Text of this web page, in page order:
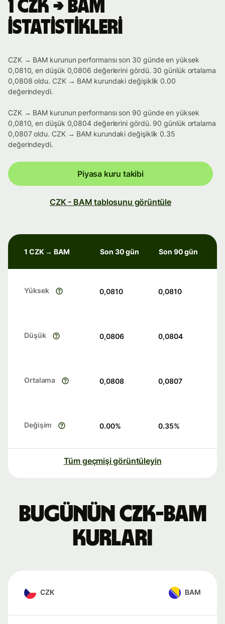
1 CZK → BAM
istatistikleri
CZK → BAM kurunun performansı son 30 günde en yüksek
0,0810, en düşük 0,0806 değerlerini gördü. 30 günlük ortalama
0,0808 oldu. CZK → BAM kurundaki değişiklik 0.00
değerindeydi.
CZK → BAM kurunun performansı son 90 günde en yüksek
0,0810, en düşük 0,0804 değerlerini gördü. 90 günlük ortalama
0,0807 oldu. CZK → BAM kurundaki değişiklik 0.35
değerindeydi.
Piyasa kuru takibi
CZK - BAM tablosunu görüntüle
1 CZK → BAM Son 30 gün Son 90 gün
Yüksek 0,0810 0,0810
Düşük 0,0806 0,0804
Ortalama 0,0808 0,0807
Değişim 0.00% 0.35%
Tüm geçmişi görüntüleyin
Bugünün CZK-BAM
kurları
CZK BAM